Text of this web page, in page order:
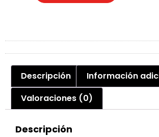
Descripción
Información
Valoraciones (0)
Descripción